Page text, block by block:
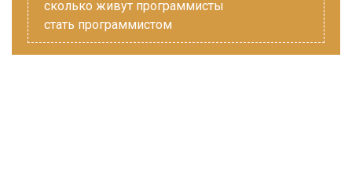
сколько живут программисты
стать программистом